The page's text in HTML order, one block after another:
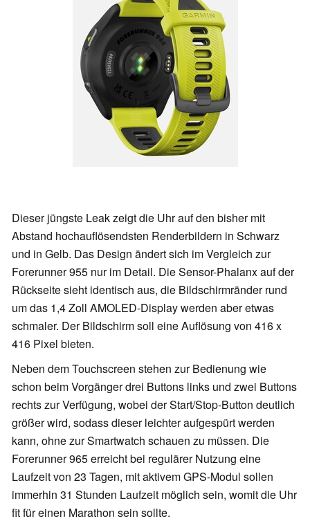
Dieser jüngste Leak zeigt die Uhr auf den bisher mit
Abstand hochauflösendsten Renderbildern in Schwarz
und in Gelb. Das Design ändert sich im Vergleich zur
Forerunner 955 nur im Detail. Die Sensor-Phalanx auf der
Rückseite sieht identisch aus, die Bildschirmränder rund
um das 1,4 Zoll AMOLED-Display werden aber etwas
schmaler. Der Bildschirm soll eine Auflösung von 416 x
416 Pixel bieten.
Neben dem Touchscreen stehen zur Bedienung wie
schon beim Vorgänger drei Buttons links und zwei Buttons
rechts zur Verfügung, wobei der Start/Stop-Button deutlich
größer wird, sodass dieser leichter aufgespürt werden
kann, ohne zur Smartwatch schauen zu müssen. Die
Forerunner 965 erreicht bei regulärer Nutzung eine
Laufzeit von 23 Tagen, mit aktivem GPS-Modul sollen
immerhin 31 Stunden Laufzeit möglich sein, womit die Uhr
fit für einen Marathon sein sollte.